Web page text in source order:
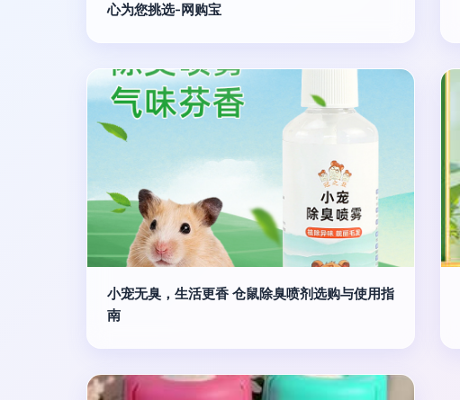
心为您挑选-网购宝
小宠无臭，生活更香 仓鼠除臭喷剂选购与使用指
南